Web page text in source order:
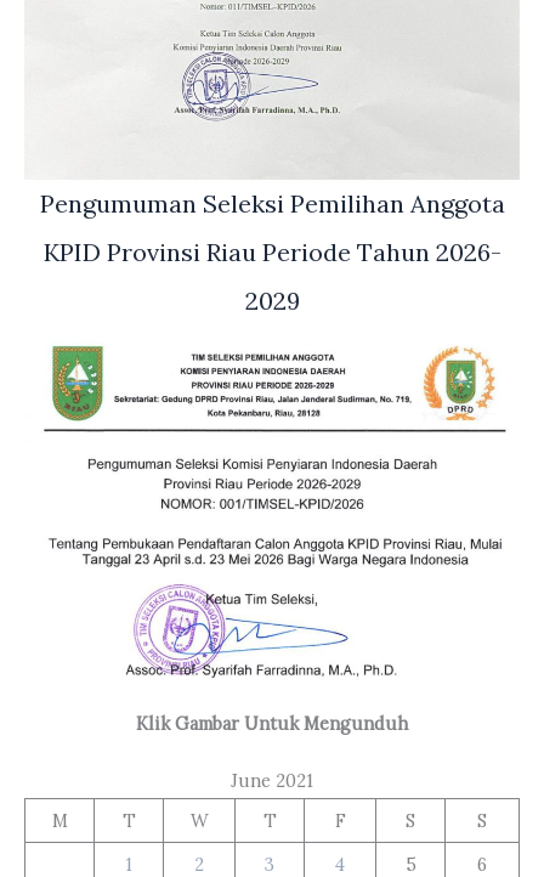
Pengumuman Seleksi Pemilihan Anggota
KPID Provinsi Riau Periode Tahun 2026-
2029
Klik Gambar Untuk Mengunduh
June 2021
M
T W T F S
S
1
2 3 4 5 6